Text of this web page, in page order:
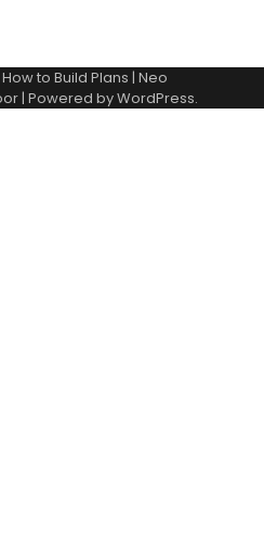
How to Build Plans | Neo
| Powered byWordPress.